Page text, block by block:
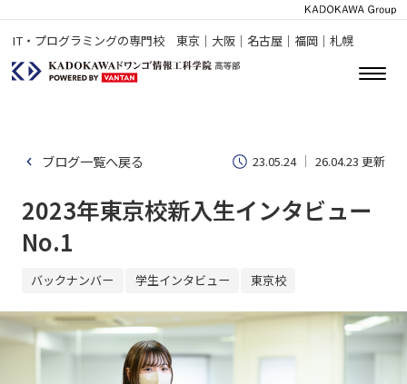
IT・プログラミングの専門校 東京｜大阪｜名古屋｜福岡｜札幌
ブログ一覧へ戻る 23.05.24 26.04.23 更新
2023年東京校新入生インタビュー
No.1
バックナンバー 学生インタビュー 東京校